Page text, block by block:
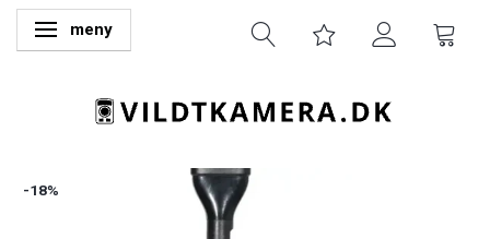
Ändra navigering
meny
-18%